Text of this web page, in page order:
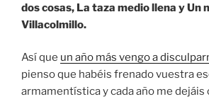
dos cosas, La taza medio llena y Un
Villacolmillo.
Así que un año más vengo a
pienso que habéis frenado vuestra
armamentística y cada año me dejáis